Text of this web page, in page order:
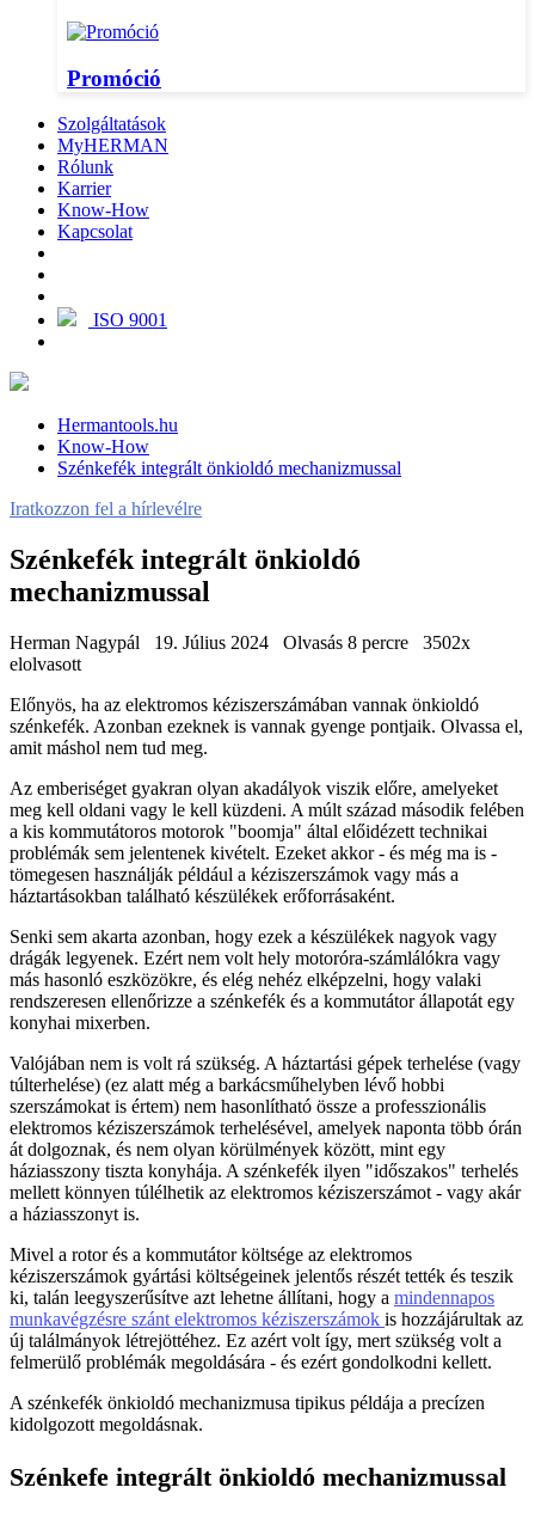
Promóció
Szolgáltatások
MyHERMAN
Rólunk
Karrier
Know-How
Kapcsolat
ISO 9001
Hermantools.hu
Know-How
Szénkefék integrált önkioldó mechanizmussal
Iratkozzon fel a hírlevélre
Szénkefék integrált önkioldó
mechanizmussal
Herman Nagypál 19. Július 2024 Olvasás 8 percre
3502x
elolvasott
Előnyös, ha az elektromos kéziszerszámában vannak önkioldó
szénkefék. Azonban ezeknek is vannak gyenge pontjaik. Olvassa el,
amit máshol nem tud meg.
Az emberiséget gyakran olyan akadályok viszik előre, amelyeket
meg kell oldani vagy le kell küzdeni. A múlt század második felében
a kis kommutátoros motorok "boomja" által előidézett technikai
problémák sem jelentenek kivételt. Ezeket akkor - és még ma is -
tömegesen használják például a kéziszerszámok vagy más a
háztartásokban található készülékek erőforrásaként.
Senki sem akarta azonban, hogy ezek a készülékek nagyok vagy
drágák legyenek. Ezért nem volt hely motoróra-számlálókra vagy
más hasonló eszközökre, és elég nehéz elképzelni, hogy valaki
rendszeresen ellenőrizze a szénkefék és a kommutátor állapotát egy
konyhai mixerben.
Valójában nem is volt rá szükség. A háztartási gépek terhelése (vagy
túlterhelése) (ez alatt még a barkácsműhelyben lévő hobbi
szerszámokat is értem) nem hasonlítható össze a professzionális
elektromos kéziszerszámok terhelésével, amelyek naponta több órán
át dolgoznak, és nem olyan körülmények között, mint egy
háziasszony tiszta konyhája. A szénkefék ilyen "időszakos" terhelés
mellett könnyen túlélhetik az elektromos kéziszerszámot - vagy akár
a háziasszonyt is.
Mivel a rotor és a kommutátor költsége az elektromos
kéziszerszámok gyártási költségeinek jelentős részét tették és teszik
ki, talán leegyszerűsítve azt lehetne állítani, hogy a mindennapos
munkavégzésre szánt elektromos kéziszerszámok is hozzájárultak az
új találmányok létrejöttéhez. Ez azért volt így, mert szükség volt a
felmerülő problémák megoldására - és ezért gondolkodni kellett.
A szénkefék önkioldó mechanizmusa tipikus példája a precízen
kidolgozott megoldásnak.
Szénkefe integrált önkioldó mechanizmussal